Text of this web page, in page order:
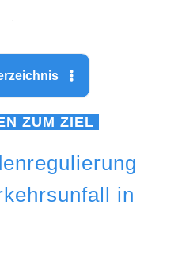
ZUM ZIEL
in